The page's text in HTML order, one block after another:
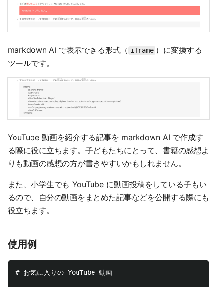
markdown AI で表示できる形式（ iframe ）に変換する
ツールです。
YouTube 動画を紹介する記事を markdown AI で作成す
る際に役に立ちます。子どもたちにとって、書籍の感想よ
りも動画の感想の方が書きやすいかもしれません。
また、小学生でも YouTube に動画投稿をしている子もい
るので、自分の動画をまとめた記事などを公開する際にも
役立ちます。
使用例
# お気に入りの YouTube 動画